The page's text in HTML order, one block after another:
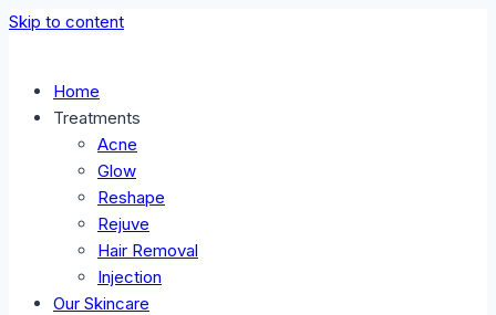
Skip to content
Home
Treatments
Acne
Glow
Reshape
Rejuve
Hair Removal
Injection
Our Skincare